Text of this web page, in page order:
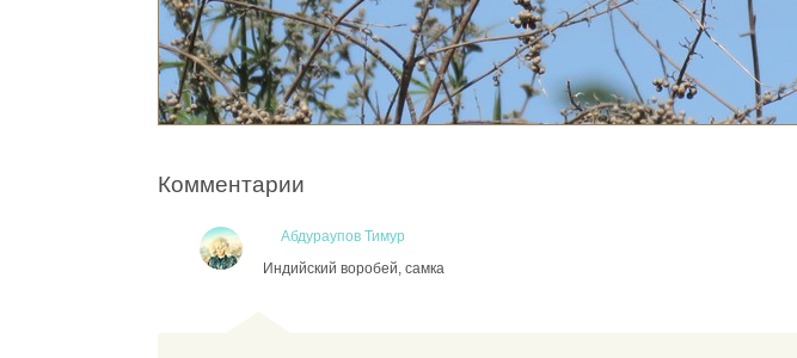
Комментарии
Абдураупов Тимур
Индийский воробей, самка